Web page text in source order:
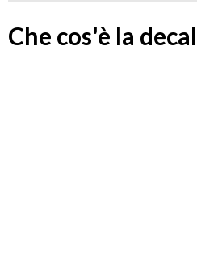
Che cos'è la